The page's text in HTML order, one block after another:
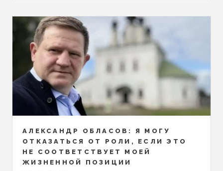
АЛЕКСАНДР ОБЛАСОВ: Я МОГУ
ОТКАЗАТЬСЯ ОТ РОЛИ, ЕСЛИ ЭТО
НЕ СООТВЕТСТВУЕТ МОЕЙ
ЖИЗНЕННОЙ ПОЗИЦИИ